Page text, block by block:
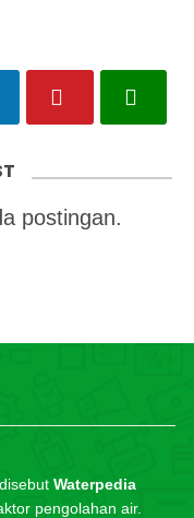
postingan.
Waterpedia
pengolahan air.